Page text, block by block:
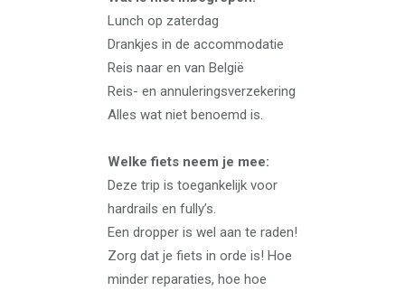
Lunch op zaterdag
Drankjes in de accommodatie
Reis naar en van België
Reis- en annuleringsverzekering
Alles wat niet benoemd is.
Welke fiets neem je mee:
Deze trip is toegankelijk voor
hardrails en fully’s.
Een dropper is wel aan te raden!
Zorg dat je fiets in orde is! Hoe
minder reparaties, hoe hoe